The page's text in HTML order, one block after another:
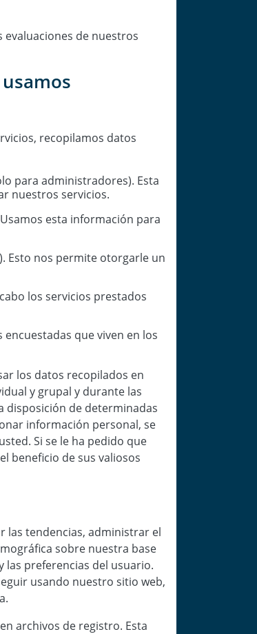
evaluaciones de nuestros
recopilamos datos
para administradores). Esta
nuestros servicios.
esta información para
Esto nos permite otorgarle un
los servicios prestados
que viven en los
los datos recopilados en
y grupal y durante las
disposición de determinadas
información personal, se
Si se le ha pedido que
beneficio de sus valiosos
las tendencias, administrar el
sobre nuestra base
las preferencias del usuario.
usando nuestro sitio web,
archivos de registro. Esta